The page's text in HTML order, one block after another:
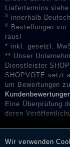
Liefertermins
3 innerhalb
4
Bestellungen vor
raus!
* inkl. gesetzl.
** Unser
Dienstleister
SHOPVOTE setzt
um Bewertungen
Eine Überprüfung
deren
Erhalt einer
Wir verwenden